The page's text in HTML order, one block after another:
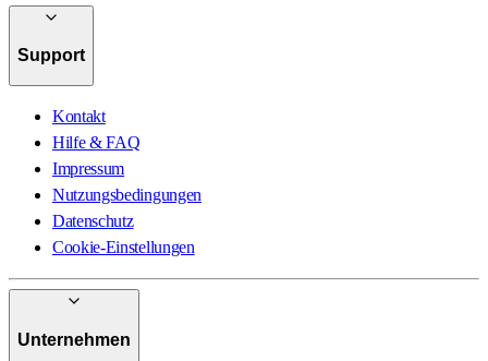
Support
Kontakt
Hilfe & FAQ
Impressum
Nutzungsbedingungen
Datenschutz
Cookie-Einstellungen
Unternehmen